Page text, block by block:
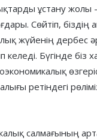
ұстану
Сөйтіп, біздің
жүйенің дербес
келеді. Бү­гінде біз
ретіндегі
салма­ғы­ның